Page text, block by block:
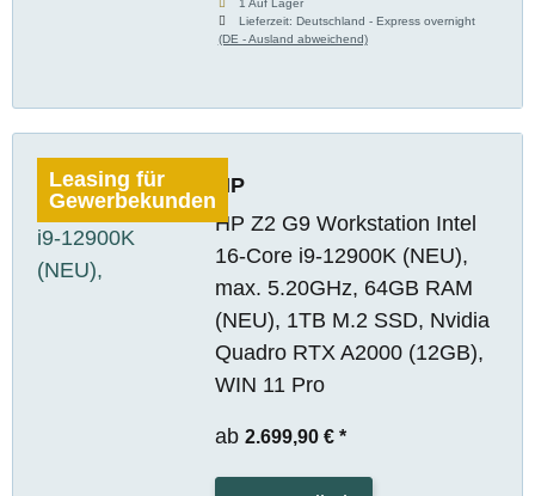
Lieferzeit:Deutschland - Express overnight
(DE - Ausland abweichend)
Leasing für
Gewerbekunden
HP
HP Z2 G9 Workstation Intel
16-Core i9-12900K (NEU),
max. 5.20GHz, 64GB RAM
(NEU), 1TB M.2 SSD, Nvidia
Quadro RTX A2000 (12GB),
WIN 11 Pro
ab 2.699,90 € *